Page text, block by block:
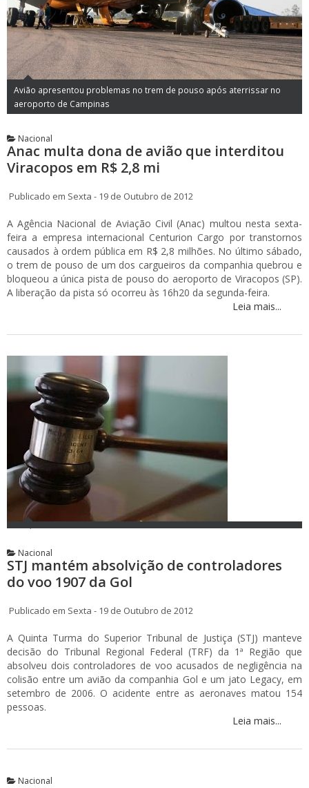
Avião apresentou problemas no trem de pouso após aterrissar no
aeroporto de Campinas
Nacional
Anac multa dona de avião que interditou
Viracopos em R$ 2,8 mi
Publicado em Sexta - 19 de Outubro de 2012
A Agência Nacional de Aviação Civil (Anac) multou nesta sexta-
feira a empresa internacional Centurion Cargo por transtornos
causados à ordem pública em R$ 2,8 milhões. No último sábado,
o trem de pouso de um dos cargueiros da companhia quebrou e
bloqueou a única pista de pouso do aeroporto de Viracopos (SP).
A liberação da pista só ocorreu às 16h20 da segunda-feira.
Leia mais...
Nacional
STJ mantém absolvição de controladores
do voo 1907 da Gol
Publicado em Sexta - 19 de Outubro de 2012
A Quinta Turma do Superior Tribunal de Justiça (STJ) manteve
decisão do Tribunal Regional Federal (TRF) da 1ª Região que
absolveu dois controladores de voo acusados de negligência na
colisão entre um avião da companhia Gol e um jato Legacy, em
setembro de 2006. O acidente entre as aeronaves matou 154
pessoas.
Leia mais...
Nacional